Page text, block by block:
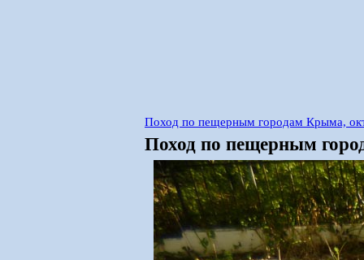
Поход по пещерным городам Крыма,
Поход по пещерным